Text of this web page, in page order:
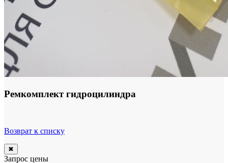
Ремкомплект гидроцилиндра
Возврат к списку
✖
Запрос цены